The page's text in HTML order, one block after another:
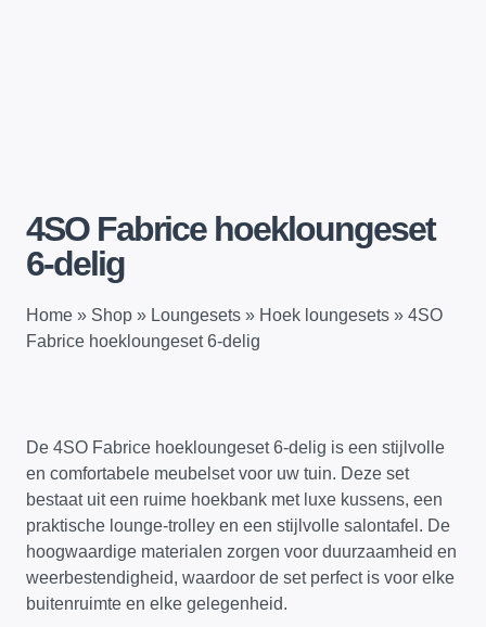
4SO Fabrice hoekloungeset
6-delig
Home » Shop » Loungesets » Hoek loungesets » 4SO
Fabrice hoekloungeset 6-delig
De 4SO Fabrice hoekloungeset 6-delig is een stijlvolle
en comfortabele meubelset voor uw tuin. Deze set
bestaat uit een ruime hoekbank met luxe kussens, een
praktische lounge-trolley en een stijlvolle salontafel. De
hoogwaardige materialen zorgen voor duurzaamheid en
weerbestendigheid, waardoor de set perfect is voor elke
buitenruimte en elke gelegenheid.